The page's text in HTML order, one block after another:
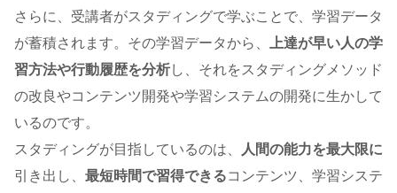
さらに、受講者がスタディングで学ぶことで、学習データ
が蓄積されます。その学習データから、
上達が早い人の学
習方法や行動履歴を分析し、それをスタディングメソッド
の改良やコンテンツ開発や学習システムの開発に生かして
いるのです。
スタディングが目指しているのは、
人間の能力を最大限に
引き出し、 最短時間で習得できるコンテンツ、学習システ